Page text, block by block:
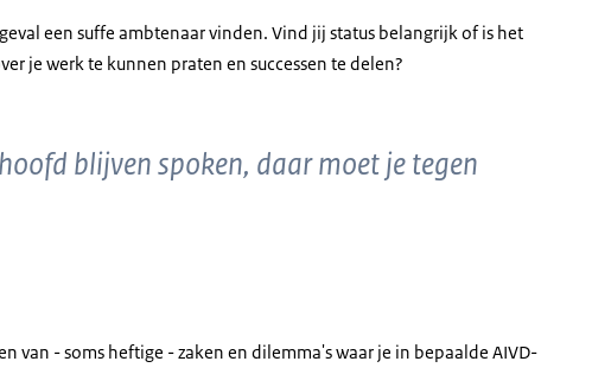
een suffe ambtenaar vinden. Vind jij status belangrijk of is het
je werk te kunnen praten en successen te delen?
blijven spoken, daar moet je tegen
van - soms heftige - zaken en dilemma's waar je in bepaalde AIVD-